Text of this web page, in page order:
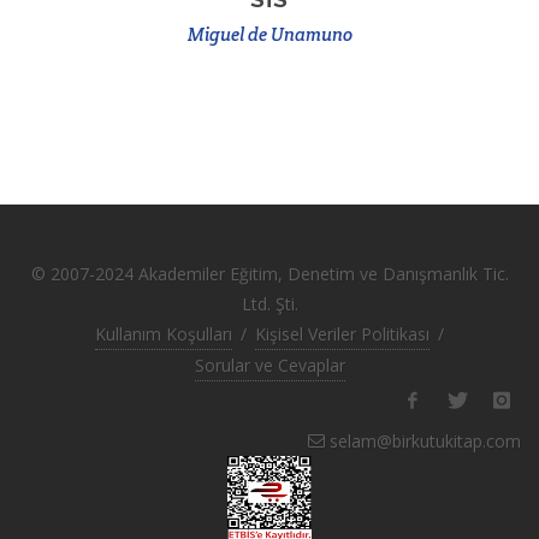
Miguel de Unamuno
© 2007-2024 Akademiler Eğitim, Denetim ve Danışmanlık Tic.
Ltd. Şti.
Kullanım Koşulları / Kişisel Veriler Politikası /
Sorular ve Cevaplar
selam@birkutukitap.com